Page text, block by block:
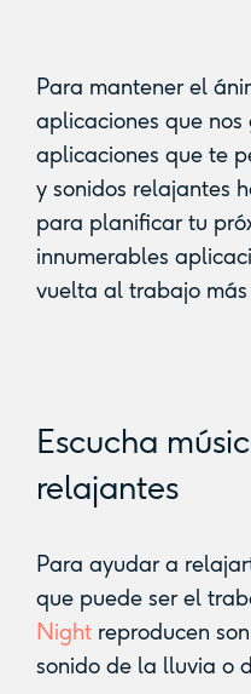
Para mantener el
aplicaciones que nos
aplicaciones que te
y sonidos relajantes
para planificar tu
innumerables
vuelta al trabajo
Escucha
relajantes
Para ayudar a
que puede ser el
Nightreproducen
sonido de la lluvia o